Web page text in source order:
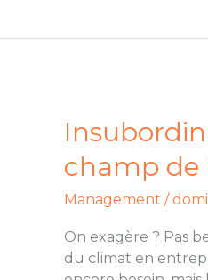
champ de
Management /
On exagère ? Pas
du climat en
Insubordination,
incivilités,
irrespect,
devient-
elle
un
champ